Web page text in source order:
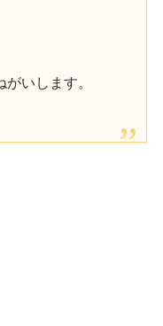
いします。